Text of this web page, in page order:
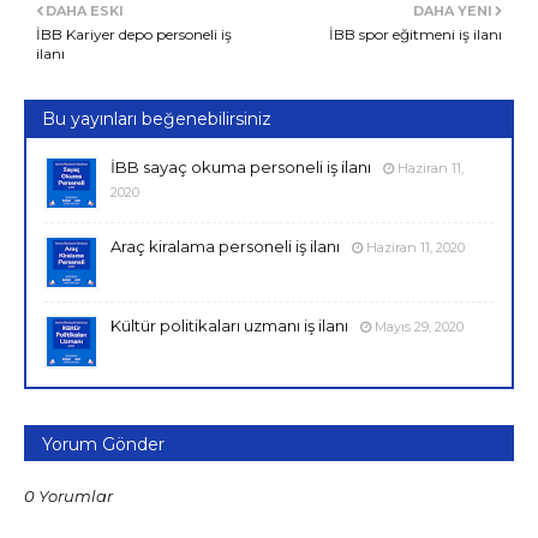
DAHA YENI
İBB spor eğitmeni iş ilanı
DAHA ESKI
İBB Kariyer depo personeli iş
ilanı
Bu yayınları beğenebilirsiniz
İBB sayaç okuma personeli iş ilanı
Haziran 11,
2020
Araç kiralama personeli iş ilanı Haziran 11, 2020
Kültür politikaları uzmanı iş ilanı Mayıs 29, 2020
Yorum Gönder
0 Yorumlar